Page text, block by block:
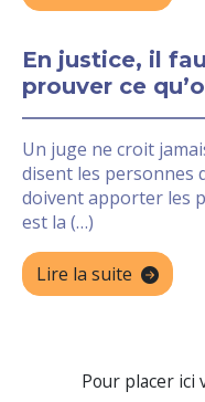
En justice, il
prouver ce
Un juge ne croit
disent les personnes
doivent apporter les
est la (…)
Lire la suite
Pour placer ici